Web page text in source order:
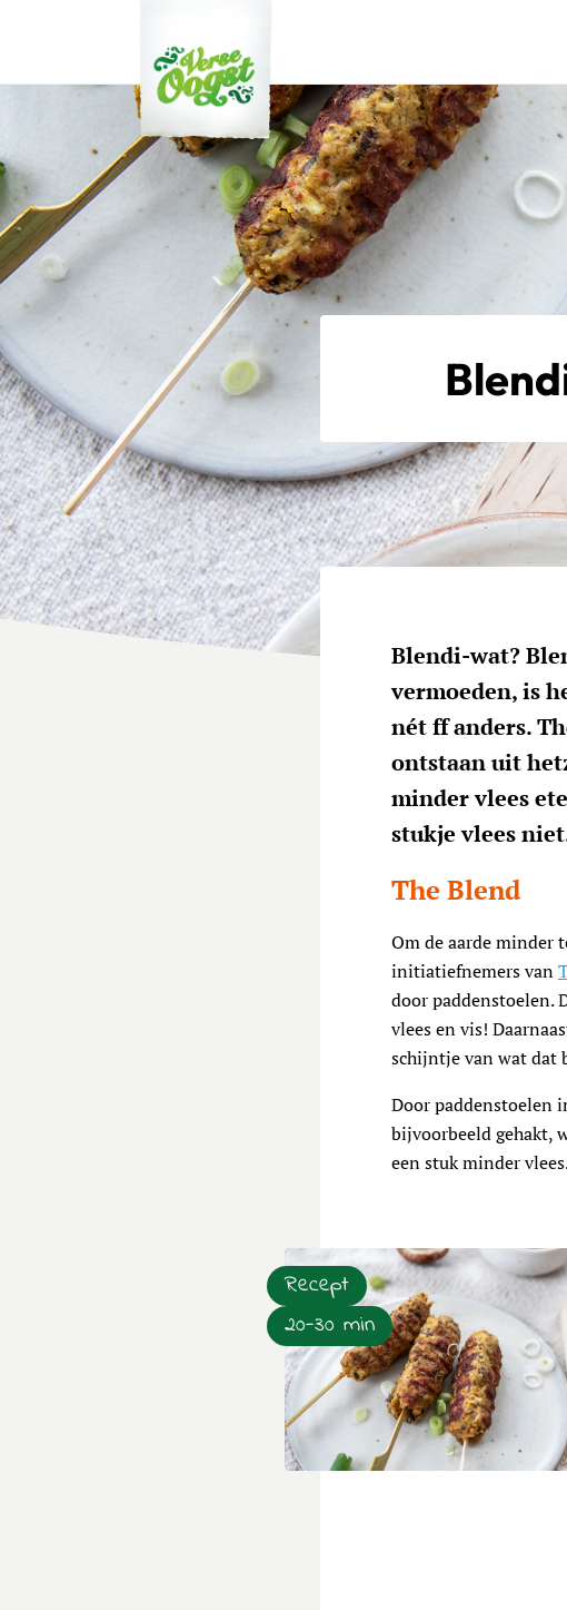
Verse Oogst
Blendi-wat?
vermoeden, is
nét ff anders.
ontstaan uit
minder vlees
stukje vlees
The Blend
Om de aarde minder
initiatiefnemers van
door paddenstoelen.
vlees en vis!
schijntje van wat dat
Door paddenstoelen
bijvoorbeeld gehakt,
een stuk minder
Recept
20-30 min